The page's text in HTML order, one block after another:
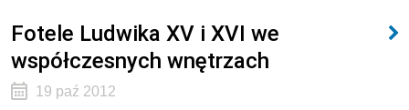
Fotele Ludwika XV i XVI we
współczesnych wnętrzach
19 paź 2012